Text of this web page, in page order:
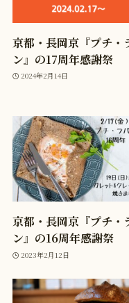
京都・長岡京『プチ・
ン』の17周年感謝祭
2024年2月14日
京都・長岡京『プチ・
ン』の16周年感謝祭
2023年2月12日